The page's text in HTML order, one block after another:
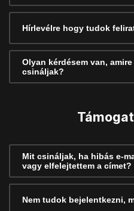
Hírlevélre hogy tudok
Olyan kérdésem van,
csináljak?
Mit csináljak, ha hibás e-
vagy elfelejtettem a címet?
Nem tudok bejelentkezni,